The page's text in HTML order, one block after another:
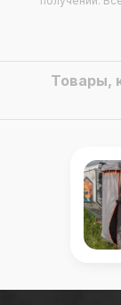
Товары,